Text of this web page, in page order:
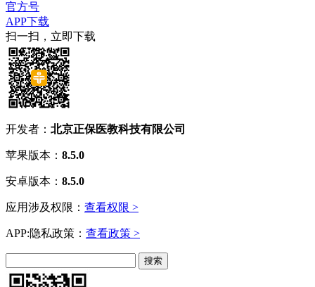
官方号
APP下载
扫一扫，立即下载
开发者： 北京正保医教科技有限公司
苹果版本： 8.5.0
安卓版本： 8.5.0
应用涉及权限： 查看权限 >
APP:隐私政策： 查看政策 >